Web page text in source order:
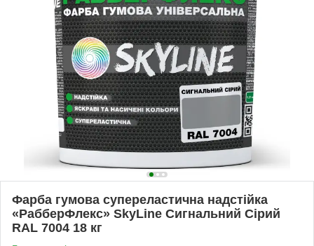
Фарба гумова супереластична надстійка
«РабберФлекс» SkyLine Сигнальний Сірий
RAL 7004 18 кг